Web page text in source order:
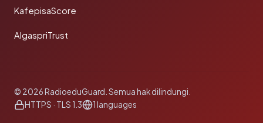
KafepisaScore
AlgaspriTrust
© 2026 RadioeduGuard. Semua hak dilindungi.
HTTPS · TLS 1.3
1 languages